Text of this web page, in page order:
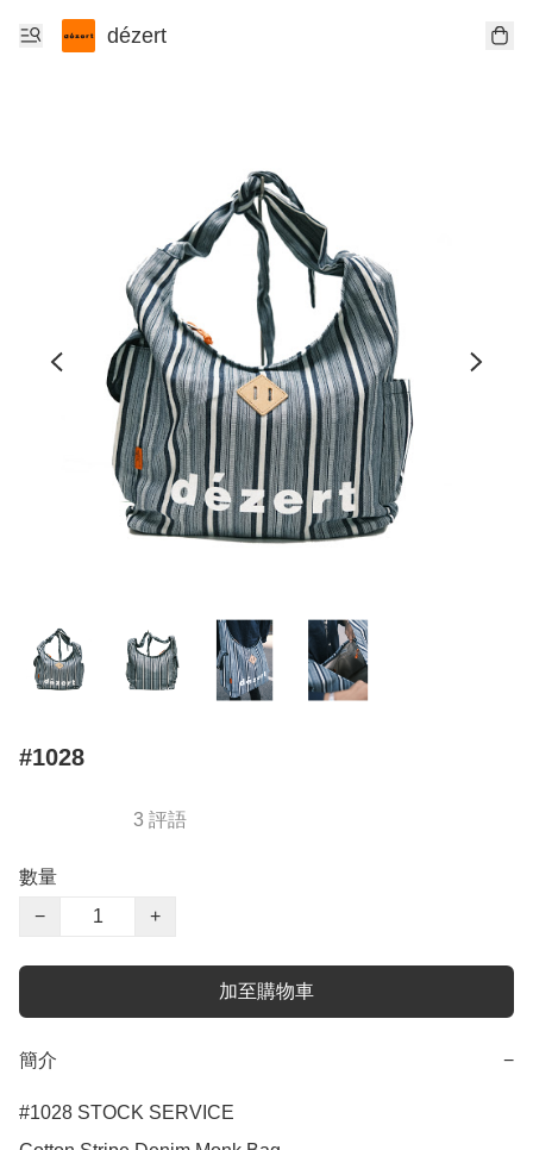
dézert
#1028
3 評語
數量
−
+
加至購物車
簡介 −
#1028 STOCK SERVICE